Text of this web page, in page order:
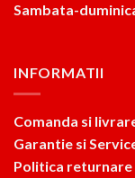
Sambata-
INFORMATII
Comanda si
Garantie si
Politica returnare